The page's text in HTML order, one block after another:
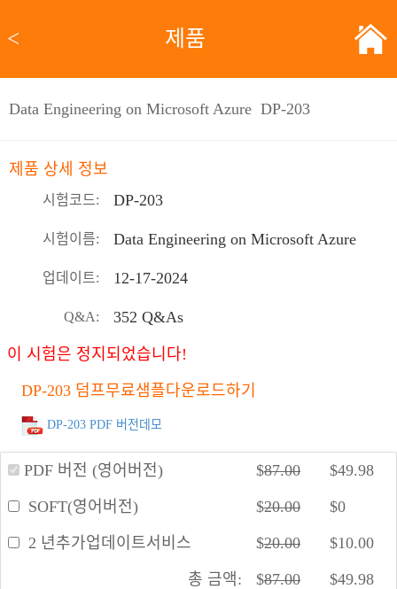
< 제품
Data Engineering on Microsoft Azure DP-203
제품 상세 정보
시험코드: DP-203
시험이름: Data Engineering on Microsoft Azure
업데이트: 12-17-2024
Q&A: 352 Q&As
이 시험은 정지되었습니다!
DP-203 덤프무료샘플다운로드하기
DP-203 PDF 버전데모
PDF 버전 (영어버전) $87.00 $49.98
SOFT(영어버전) $20.00 $0
2 년추가업데이트서비스 $20.00 $10.00
총 금액: $87.00 $49.98